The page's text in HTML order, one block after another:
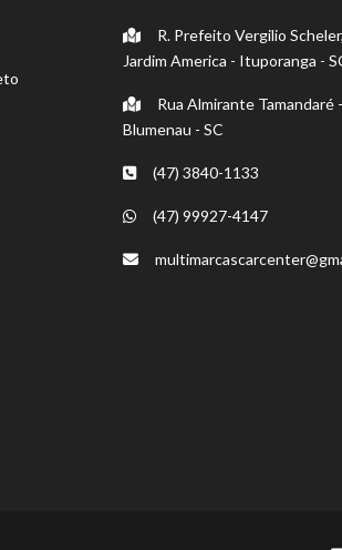
R. Prefeito Vergilio
Jardim America - Ituporanga -
Rua Almirante Tamandaré -
Blumenau - SC
(47) 3840-1133
(47) 99927-4147